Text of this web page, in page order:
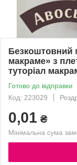
Безкоштовний
макраме» з
туторіал
Готово до відправки
Код: 223029
0,01 ₴
Мінімальна сума